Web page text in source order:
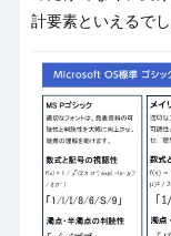
計要素といえるでし